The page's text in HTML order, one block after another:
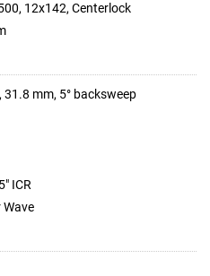
12x142, Centerlock
31.8 mm, 5° backsweep
ICR
Wave